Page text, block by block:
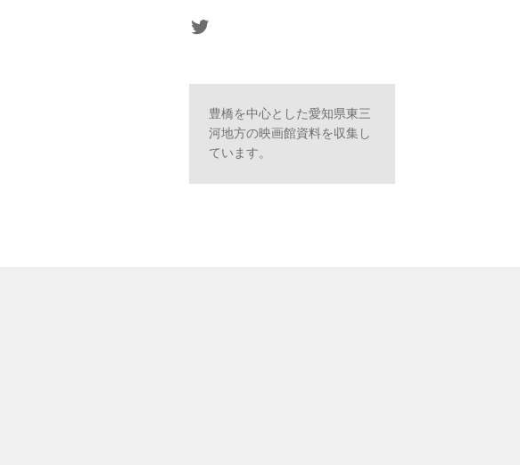
sasaki's Twitter
豊橋を中心とした愛知県東三
河地方の映画館資料を収集し
ています。